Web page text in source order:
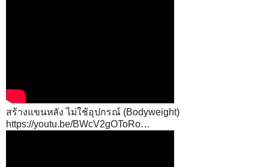
สร้างแขนหลัง ไม่ใช้อุปกรณ์ (Bodyweight)
https://youtu.be/BWcV2gOToRo…